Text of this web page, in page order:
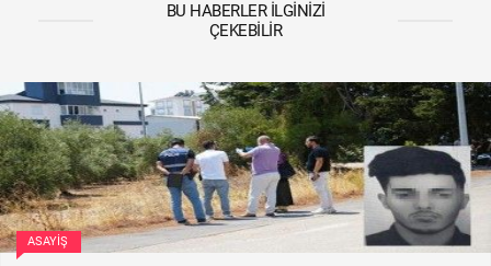
BU HABERLER İLGINIZI
ÇEKEBILIR
ASAYIŞ